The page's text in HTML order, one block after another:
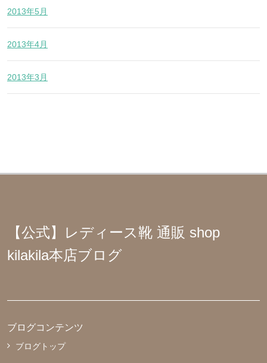
2013年5月
2013年4月
2013年3月
【公式】レディース靴 通販 shop
kilakila本店ブログ
ブログコンテンツ
ブログトップ